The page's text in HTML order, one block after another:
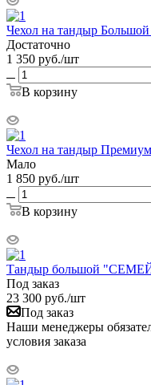
Чехол на тандыр
Достаточно
1 350 руб./шт
В корзину
Чехол на тандыр
Мало
1 850 руб./шт
В корзину
Тандыр большой
Под заказ
23 300 руб./шт
Под заказ
Наши менеджеры
условия заказа